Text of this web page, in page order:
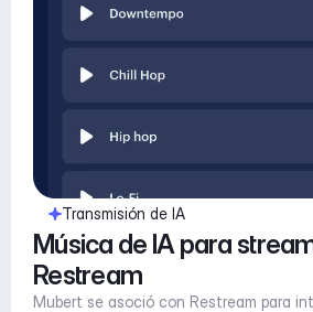
Transmisión de IA
Música de IA para
Restream
Mubert se asoció con Restream para